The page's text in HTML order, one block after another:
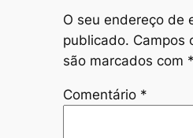
O seu endereço de
publicado. Campos
são marcados com *
Comentário *